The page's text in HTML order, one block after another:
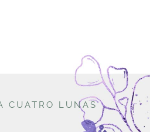
CUATRO LUNAS